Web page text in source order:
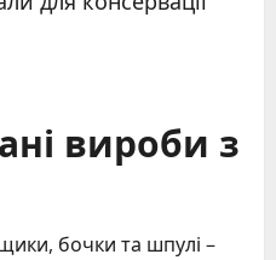
вироби з
бочки та шпулі –